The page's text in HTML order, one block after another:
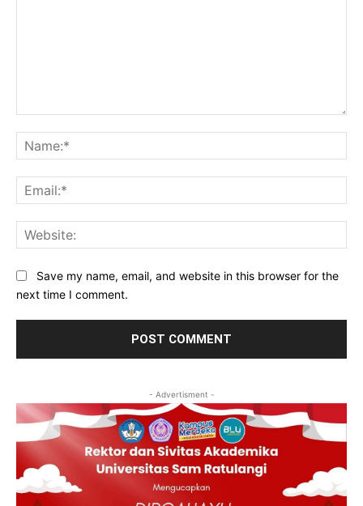
Save my name, email, and website in this browser for the
next time I comment.
- Advertisment -